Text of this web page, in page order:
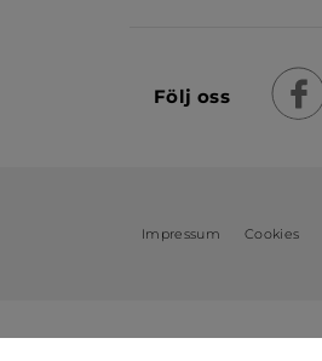
Följ oss
Impressum Cookies